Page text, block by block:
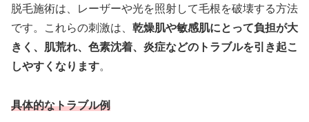
脱毛施術は、レーザーや光を照射して毛根を破壊する方法
です。これらの刺激は、 乾燥肌や敏感肌にとって負担が大
きく、肌荒れ、色素沈着、炎症などのトラブルを引き起こ
しやすくなります。
具体的なトラブル例